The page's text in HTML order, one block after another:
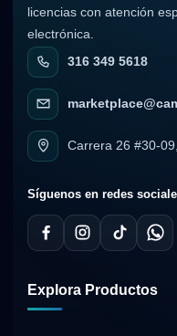
licencias con atención
electrónica.
316 349 5618
Carrera 26 #30-
Síguenos en redes
Explora Productos